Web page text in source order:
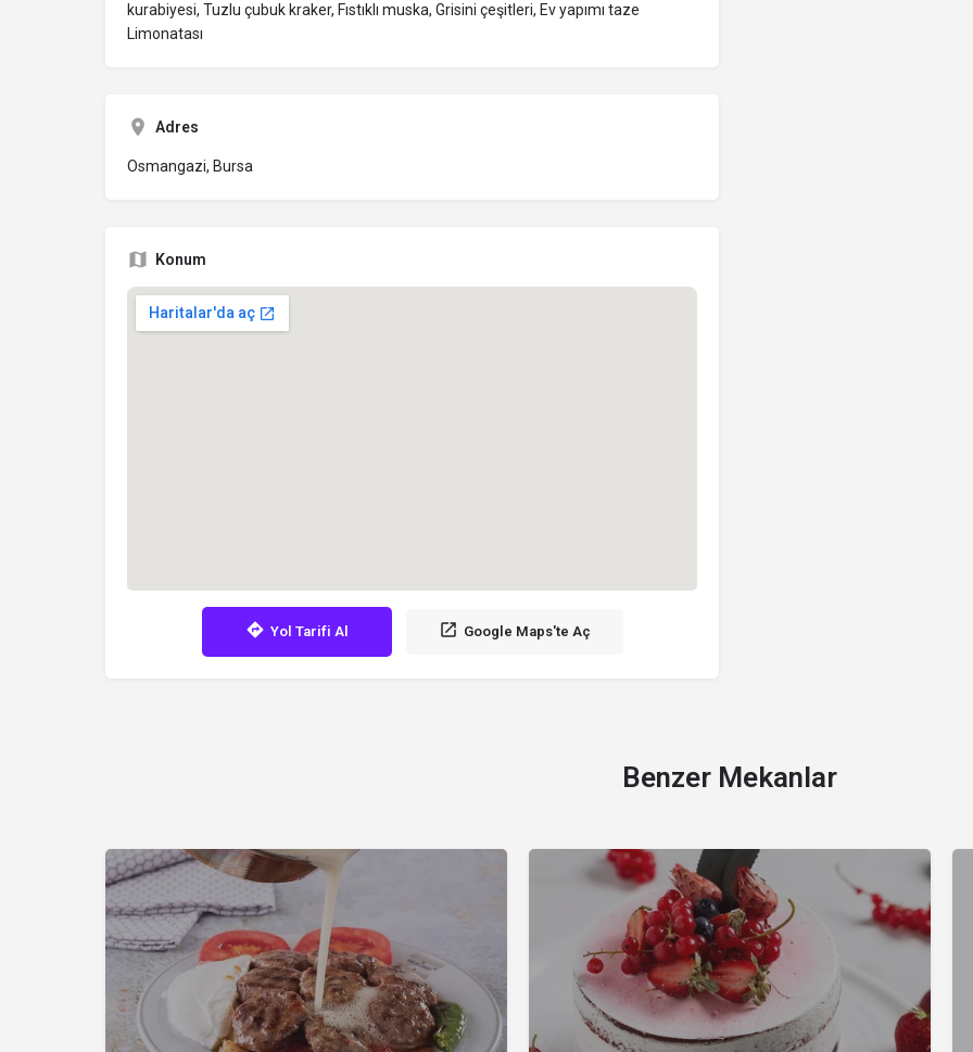
kurabiyesi, Tuzlu çubuk kraker, Fıstıklı muska, Grisini çeşitleri, Ev yapımı taze
Limonatası
Adres
Osmangazi, Bursa
Konum
Yol Tarifi Al Google Maps'te Aç
Benzer Mekanlar